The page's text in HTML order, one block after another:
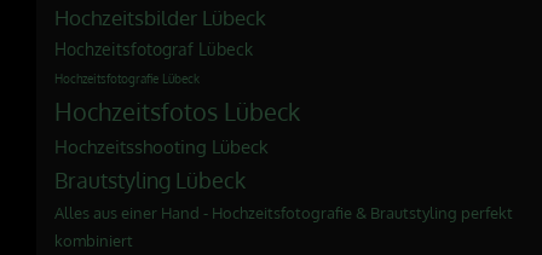
Hochzeitsbilder Lübeck
Hochzeitsfotograf Lübeck
Hochzeitsfotografie Lübeck
Hochzeitsfotos Lübeck
Hochzeitsshooting Lübeck
Brautstyling Lübeck
Alles aus einer Hand - Hochzeitsfotografie & Brautstyling perfekt
kombiniert